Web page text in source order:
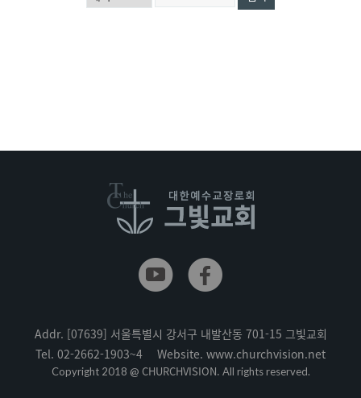
Addr. [07639] 서울특별시 강서구 내발산동 701-15 그빛교회
Tel. 02-2662-1903~4 Website. www.churchvision.net
Copyright 2018 @ CHURCHVISION. All rights reserved.